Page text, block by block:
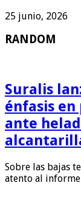
25 junio, 2026
RANDOM
Suralis
énfasis
ante
Sobre las bajas
atento al